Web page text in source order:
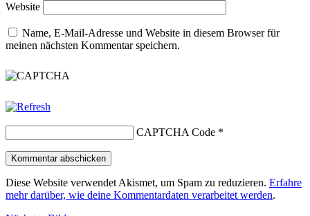
Website
Name, E-Mail-Adresse und Website in diesem Browser für
meinen nächsten Kommentar speichern.
CAPTCHA Code *
Diese Website verwendet Akismet, um Spam zu reduzieren. Erfahre
mehr darüber, wie deine Kommentardaten verarbeitet werden.